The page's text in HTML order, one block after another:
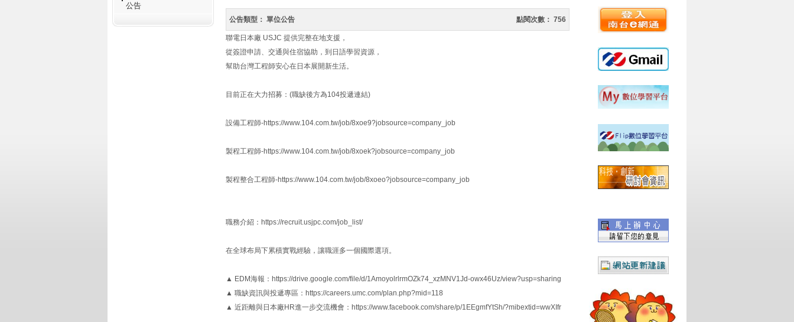
公告
公告類型： 單位公告 點閱次數： 756
聯電日本廠 USJC 提供完整在地支援，
從簽證申請、交通與住宿協助，到日語學習資源，
幫助台灣工程師安心在日本展開新生活。
目前正在大力招募：(職缺後方為104投遞連結)
設備工程師-https://www.104.com.tw/job/8xoe9?jobsource=company_job
製程工程師-https://www.104.com.tw/job/8xoek?jobsource=company_job
製程整合工程師-https://www.104.com.tw/job/8xoeo?jobsource=company_job
職務介紹：https://recruit.usjpc.com/job_list/
在全球布局下累積實戰經驗，讓職涯多一個國際選項。
▲ EDM海報：https://drive.google.com/file/d/1AmoyolrlrmOZk74_xzMNV1Jd-owx46Uz/view?usp=sharing
▲ 職缺資訊與投遞專區：https://careers.umc.com/plan.php?mid=118
▲ 近距離與日本廠HR進一步交流機會：https://www.facebook.com/share/p/1EEgmfYtSh/?mibextid=wwXIfr